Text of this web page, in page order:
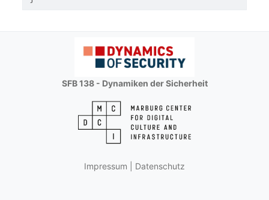
SFB 138 - Dynamiken der Sicherheit
Impressum Datenschutz